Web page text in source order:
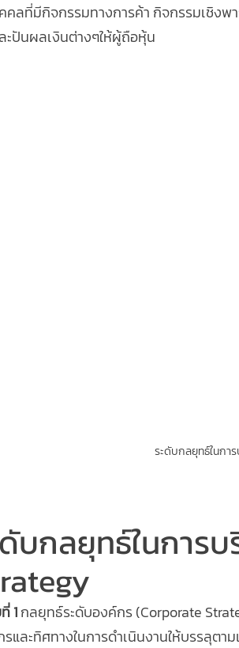
คลที่มีกิจกรรมทางการค้า กิจกรรมเชิงพ
ะปันผลเงินต่างๆให้ผู้ถือหุ้น
ระดับกลยุทธ์ในกา
บกลยุทธ์ในการ
1 กลยุทธ์ระดับองค์กร (Corporate
และทิศทางในการดำเนินงานให้บรรลุตา